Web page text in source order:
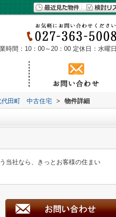
時間：10：00～20：00 定休日：水曜日
代田町 中古住宅 > 物件詳細
当社なら、きっとお客様の住まい